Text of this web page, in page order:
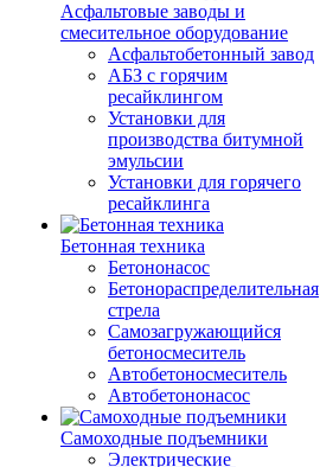
Асфальтовые заводы и
смесительное оборудование
Асфальтобетонный завод
АБЗ с горячим
ресайклингом
Установки для
производства битумной
эмульсии
Установки для горячего
ресайклинга
Бетонная техника
Бетононасос
Бетонораспределительная
стрела
Самозагружающийся
бетоносмеситель
Автобетоносмеситель
Автобетононасос
Самоходные подъемники
Электрические